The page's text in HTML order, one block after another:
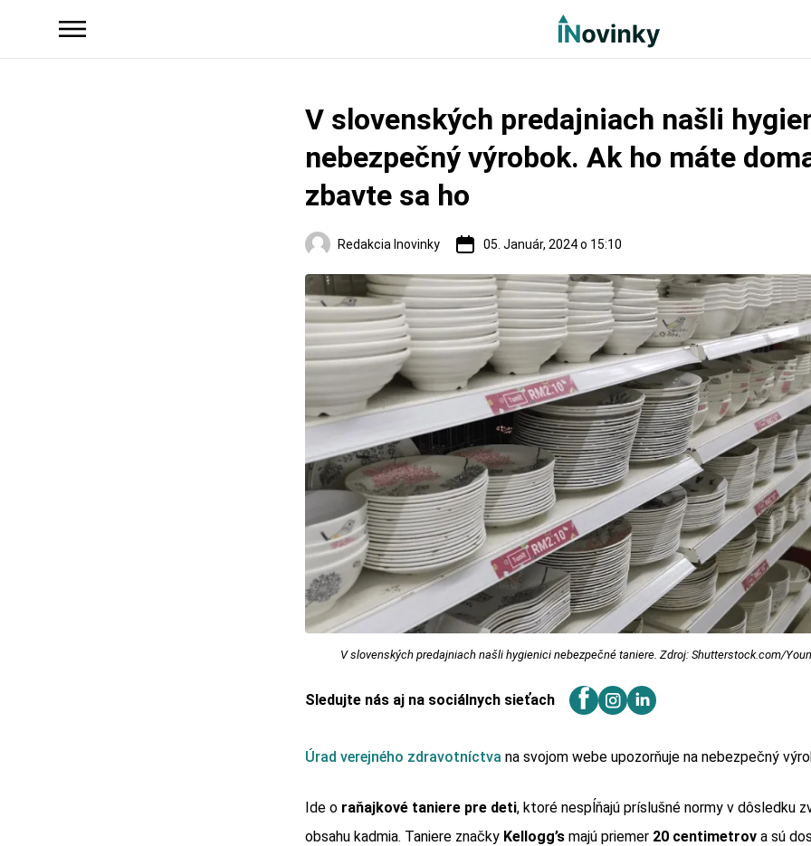
V slovenských predajniach našli
nebezpečný výrobok. Ak ho máte
zbavte sa ho
Redakcia Inovinky 05. Január, 2024 o 15:10
Slovensko
V slovenských predajniach našli hygienici nebezpečné taniere. Zdroj: Shutterstock.com/
Sledujte nás aj na sociálnych sieťach
Úrad verejného zdravotníctva na svojom webe upozorňuje na nebezpečný
Ide o raňajkové taniere pre deti, ktoré nespĺňajú príslušné normy v dôsledku
obsahu kadmia. Taniere značky Kellogg’s majú priemer 20 centimetrov a sú